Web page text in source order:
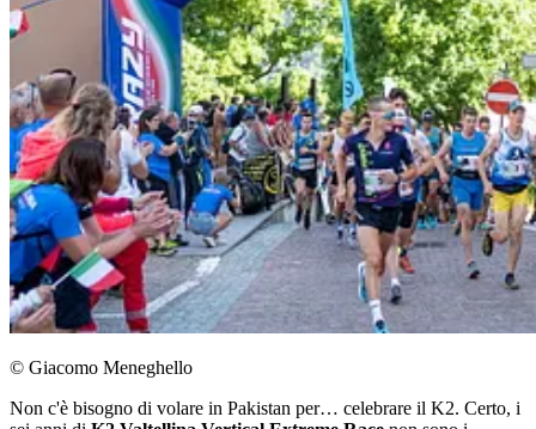
© Giacomo Meneghello
Non c'è bisogno di volare in Pakistan per… celebrare il K2. Certo, i